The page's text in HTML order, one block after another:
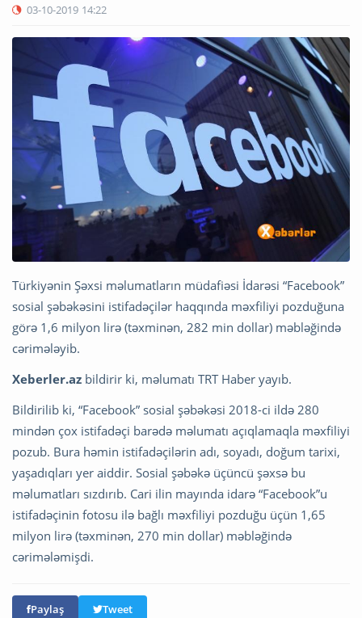
03-10-2019 14:22
Türkiyənin Şəxsi məlumatların müdafiəsi İdarəsi “Facebook”
sosial şəbəkəsini istifadəçilər haqqında məxfiliyi pozduğuna
görə 1,6 milyon lirə (təxminən, 282 min dollar) məbləğində
cərimələyib.
Xeberler.az bildirir ki, məlumatı TRT Haber yayıb.
Bildirilib ki, “Facebook” sosial şəbəkəsi 2018-ci ildə 280
mindən çox istifadəçi barədə məlumatı açıqlamaqla məxfiliyi
pozub. Bura həmin istifadəçilərin adı, soyadı, doğum tarixi,
yaşadıqları yer aiddir. Sosial şəbəkə üçüncü şəxsə bu
məlumatları sızdırıb. Cari ilin mayında idarə “Facebook”u
istifadəçinin fotosu ilə bağlı məxfiliyi pozduğu üçün 1,65
milyon lirə (təxminən, 270 min dollar) məbləğində
cərimələmişdi.
Paylaş Tweet